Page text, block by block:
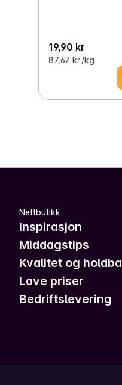
19,90 kr
87,67 kr /kg
Nettbutikk
Inspirasjon
Middagstips
Kvalitet og
Lave priser
Bedriftslevering